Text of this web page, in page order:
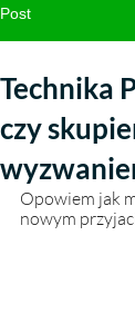
Post
Technika
czy
Opowiem jak
nowym